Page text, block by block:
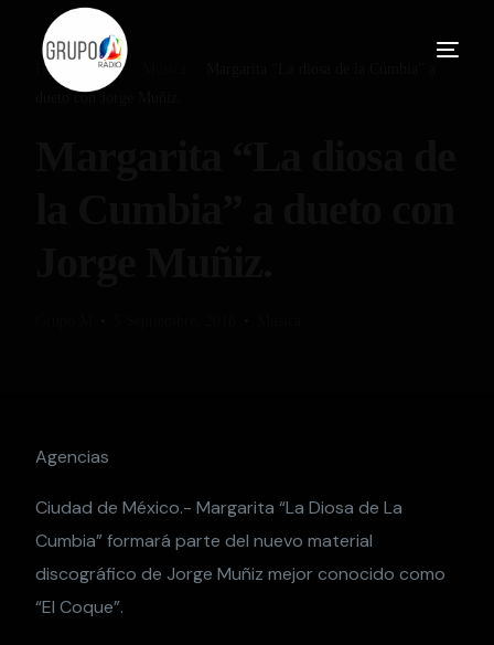
Home Blog
dueto con Jorge Muñiz.
Agencias
Ciudad de México.- Margarita “La Diosa de La
Cumbia” formará parte del nuevo material
discográfico de Jorge Muñiz mejor conocido como
“El Coque”.